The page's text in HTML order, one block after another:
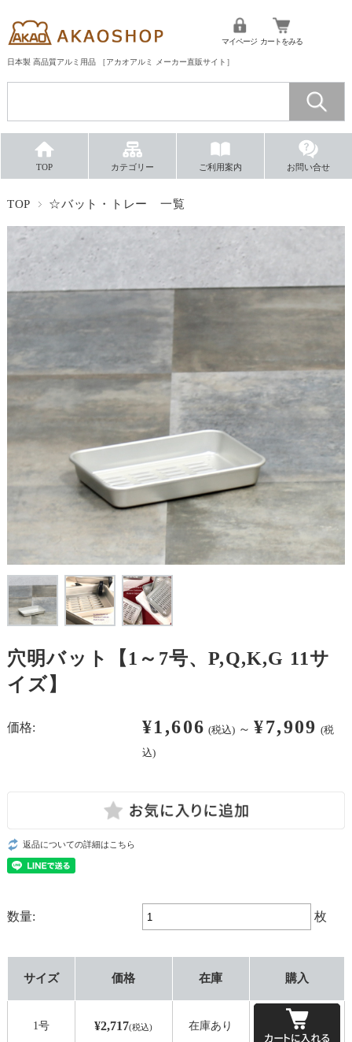
日本製 高品質アルミ用品 ［アカオアルミ メーカー直販サイト］
マイページ カートをみる
TOP カテゴリー ご利用案内 お問い合せ
TOP ☆バット・トレー 一覧
穴明バット【1～7号、P,Q,K,G 11サ
イズ】
価格: ¥1,606 (税込) ～ ¥7,909 (税
込)
返品についての詳細はこちら
数量: 枚
サイズ 価格 在庫 購入
1号 ¥2,717(税込) 在庫あり